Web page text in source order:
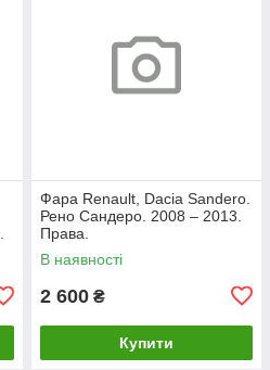
Фара Renault, Dacia Sandero.
Рено Сандеро. 2008 – 2013.
Права.
В наявності
2 600 ₴
Купити